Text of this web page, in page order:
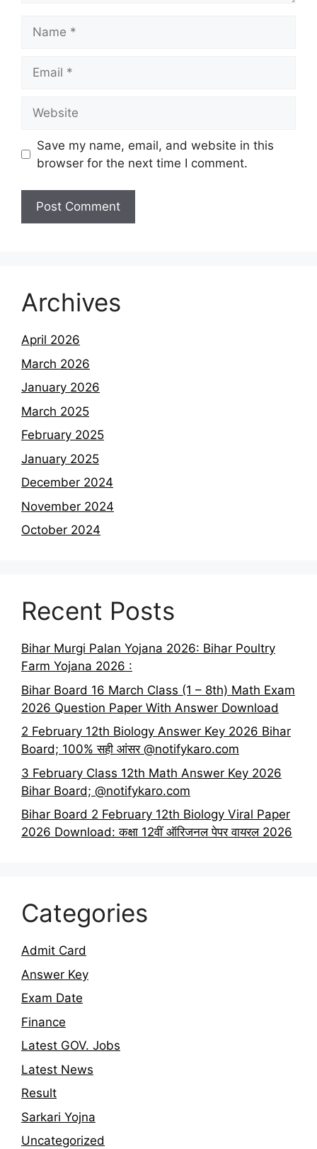
Save my name, email, and website in this
browser for the next time I comment.
Archives
April 2026
March 2026
January 2026
March 2025
February 2025
January 2025
December 2024
November 2024
October 2024
Recent Posts
Bihar Murgi Palan Yojana 2026: Bihar Poultry
Farm Yojana 2026 :
Bihar Board 16 March Class (1 – 8th) Math Exam
2026 Question Paper With Answer Download
2 February 12th Biology Answer Key 2026 Bihar
Board; 100% सही आंसर @notifykaro.com
3 February Class 12th Math Answer Key 2026
Bihar Board; @notifykaro.com
Bihar Board 2 February 12th Biology Viral Paper
2026 Download: कक्षा 12वीं ऑरिजनल पेपर वायरल 2026
Categories
Admit Card
Answer Key
Exam Date
Finance
Latest GOV. Jobs
Latest News
Result
Sarkari Yojna
Uncategorized